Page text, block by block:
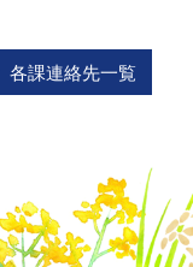
各課連絡先一覧